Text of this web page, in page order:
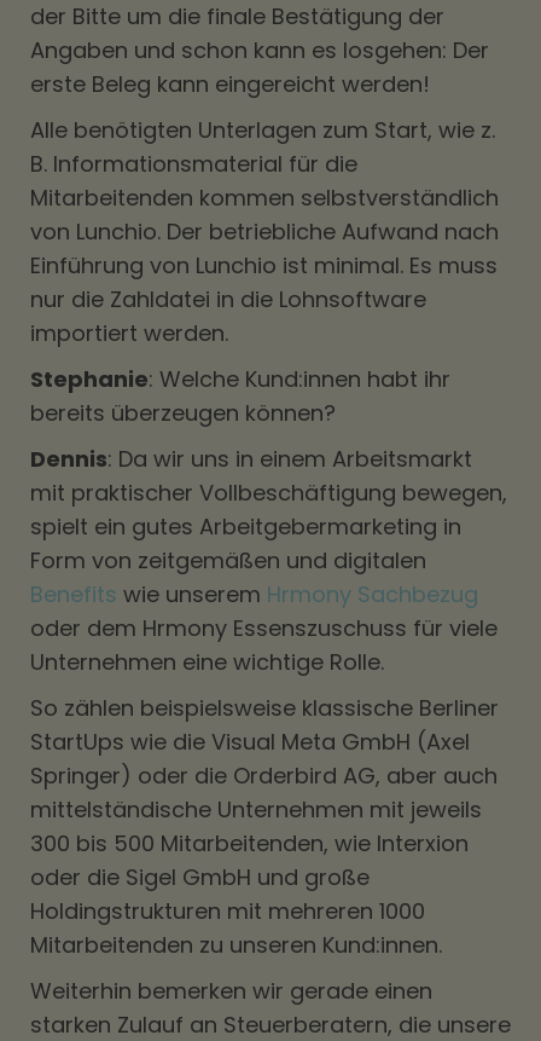
der Bitte um die finale Bestätigung der
Angaben und schon kann es losgehen: Der
erste Beleg kann eingereicht werden!
Alle benötigten Unterlagen zum Start, wie z.
B. Informationsmaterial für die
Mitarbeitenden kommen selbstverständlich
von Lunchio. Der betriebliche Aufwand nach
Einführung von Lunchio ist minimal. Es muss
nur die Zahldatei in die Lohnsoftware
importiert werden.
Stephanie: Welche Kund:innen habt ihr
bereits überzeugen können?
Dennis: Da wir uns in einem Arbeitsmarkt
mit praktischer Vollbeschäftigung bewegen,
spielt ein gutes Arbeitgebermarketing in
Form von zeitgemäßen und digitalen
Benefits wie unserem Hrmony Sachbezug
oder dem Hrmony Essenszuschuss für viele
Unternehmen eine wichtige Rolle.
So zählen beispielsweise klassische Berliner
StartUps wie die Visual Meta GmbH (Axel
Springer) oder die Orderbird AG, aber auch
mittelständische Unternehmen mit jeweils
300 bis 500 Mitarbeitenden, wie Interxion
oder die Sigel GmbH und große
Holdingstrukturen mit mehreren 1000
Mitarbeitenden zu unseren Kund:innen.
Weiterhin bemerken wir gerade einen
starken Zulauf an Steuerberatern, die unsere